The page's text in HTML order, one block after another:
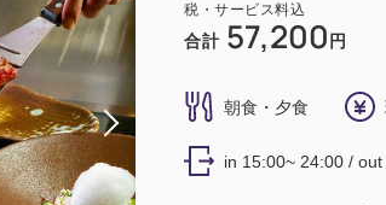
税・サービス料込
合計 57,200 円
朝食・夕食
in 15:00~ 24:00 /